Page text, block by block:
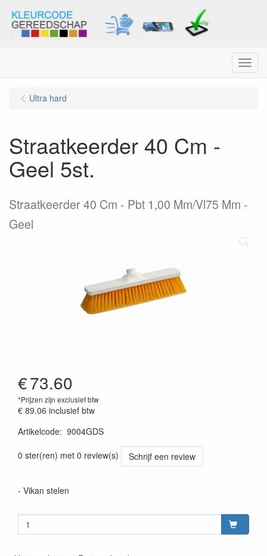
Menu
Ultra hard
Straatkeerder 40 Cm -
Geel 5st.
Straatkeerder 40 Cm - Pbt 1,00 Mm/Vl75 Mm -
Geel
€73.60
*Prijzen zijn exclusief btw
€ 89.06 inclusief btw
Artikelcode: 9004GDS
0 ster(ren) met 0 review(s)
Schrijf een review
- Vikan stelen